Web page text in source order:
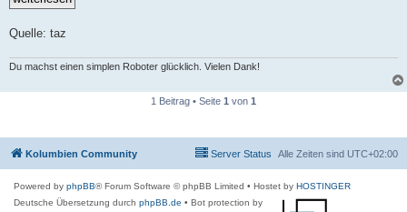
Quelle: taz
Du machst einen simplen Roboter glücklich. Vielen Dank!
1 Beitrag • Seite 1 von 1
Kolumbien Community Alle Zeiten sind UTC+02:00
Server Status
Powered by phpBB® Forum Software © phpBB Limited • Hostet by HOSTINGER
Deutsche Übersetzung durch phpBB.de • Bot protection by